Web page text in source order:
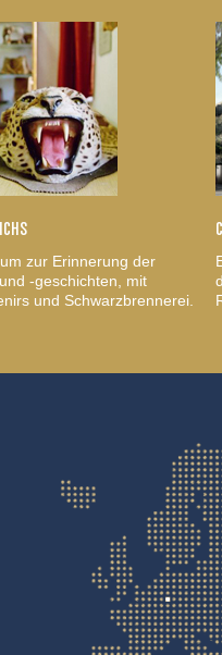
zur Erinnerung der
-geschichten, mit
und Schwarzbrennerei.